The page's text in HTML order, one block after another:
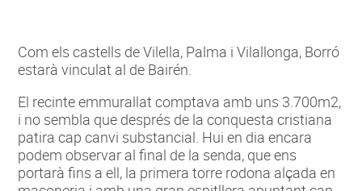
Com els castells de Vilella, Palma i Vilallonga, Borró
estarà vinculat al de Bairén.
El recinte emmurallat comptava amb uns 3.700m2,
i no sembla que després de la conquesta cristiana
patira cap canvi substancial. Hui en dia encara
podem observar al final de la senda, que ens
portarà fins a ell, la primera torre rodona alçada en